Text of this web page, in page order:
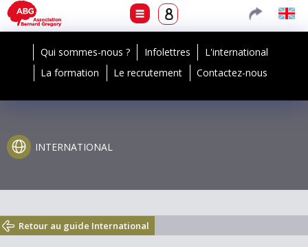
Qui sommes-nous ? Infolettres
L'international
La formation
Le recrutement Contactez-nous
INTERNATIONAL
Retour au guide International